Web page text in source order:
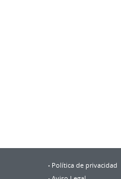
Política de privacidad